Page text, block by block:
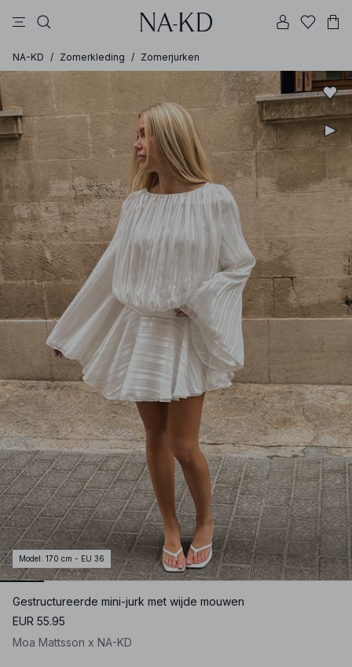
NA-KD / Zomerkleding / Zomerjurken
Model : 170 cm - EU 36
Gestructureerde mini-jurk met wijde mouwen
EUR 55.95
Moa Mattsson x NA-KD